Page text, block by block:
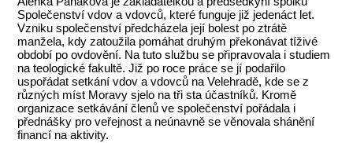
Společenství vdov a vdovců, které funguje již jedenáct let.
Vzniku společenství předcházela její bolest po ztrátě
manžela, kdy zatoužila pomáhat druhým překonávat tíživé
období po ovdovění. Na tuto službu se připravovala i studiem
na teologické fakultě. Již po roce práce se jí podařilo
uspořádat setkání vdov a vdovců na Velehradě, kde se z
různých míst Moravy sjelo na tři sta účastníků. Kromě
organizace setkávání členů ve společenství pořádala i
přednášky pro veřejnost a neúnavně se věnovala shánění
financí na aktivity.